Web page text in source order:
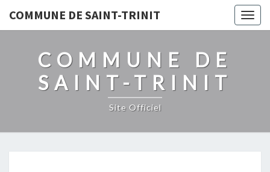
COMMUNE DE SAINT-TRINIT
COMMUNE DE
SAINT-TRINIT
Site Officiel